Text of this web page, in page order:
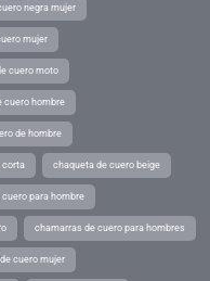
negra mujer
mujer
cuero moto
cuero hombre
de hombre
corta chaqueta de cuero beige
para hombre
chamarras de cuero para hombres
cuero mujer